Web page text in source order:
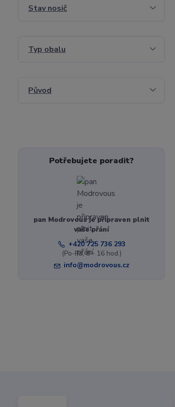
Stav nosič
Typ obalu
Původ
Potřebujete poradit?
pan Modrovous je připraven plnit
vaše přání
+420 725 736 293
(Po-Pá, 8 - 16 hod.)
info@modrovous.cz